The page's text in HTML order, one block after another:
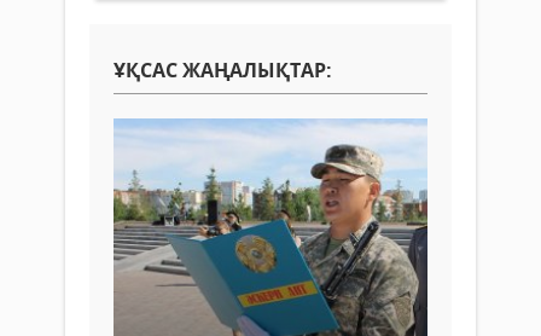
ҰҚСАС ЖАҢАЛЫҚТАР: